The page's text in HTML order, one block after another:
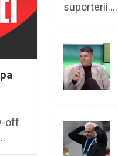
off
suporterii.…